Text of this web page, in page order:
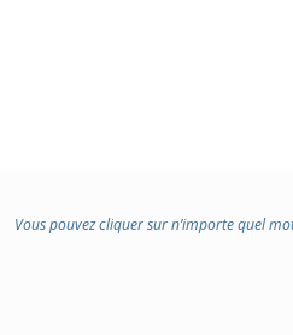
Vous pouvez cliquer sur n’importe quel